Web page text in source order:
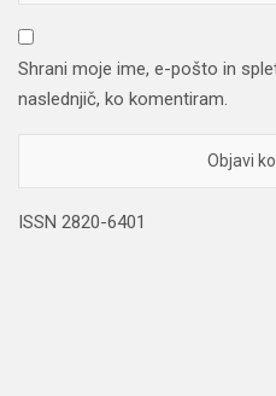
Shrani moje ime, e-pošto in
naslednjič, ko komentiram.
ISSN 2820-6401